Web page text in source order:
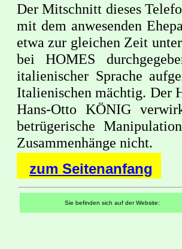
Der Mitschnitt dieses
mit dem anwesenden
etwa zur gleichen Zeit
bei HOMES
italienischer Sprache
Italienischen mächtig. Der
Hans-Otto KÖNIG
betrügerische
Zusammenhänge nicht.
zum Seitenanfang
Sie befinden sich auf der Website: